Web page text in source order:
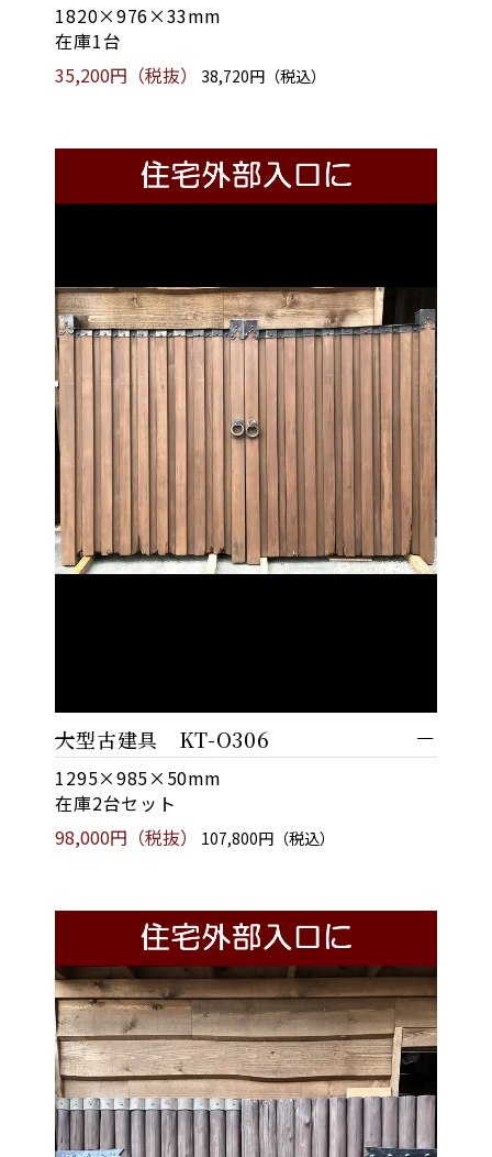
1820×976×33mm
在庫1台
35,200円（税抜）
38,720円（税込）
大型古建具 KT-O306
1295×985×50mm
在庫2台セット
98,000円（税抜）
107,800円（税込）